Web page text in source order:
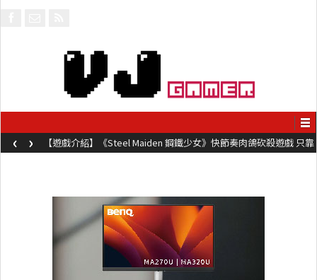
【遊戲介紹】《Steel Maiden 鋼鐵少女》快節奏肉鴿砍殺遊戲 只靠
兩鍵操作動作極致流暢試玩上架中
‹ ›